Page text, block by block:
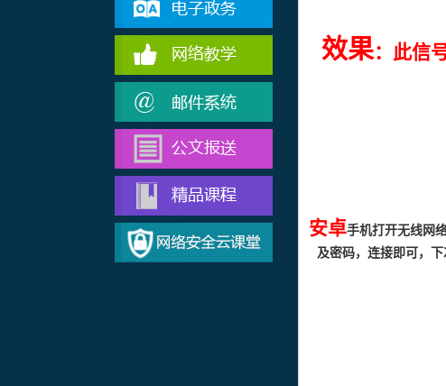
效果：此信
安卓手机打开无线网
及密码，连接即可，